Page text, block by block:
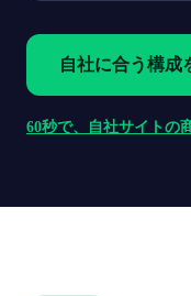
自社に合う構成
60秒で、自社サイトの